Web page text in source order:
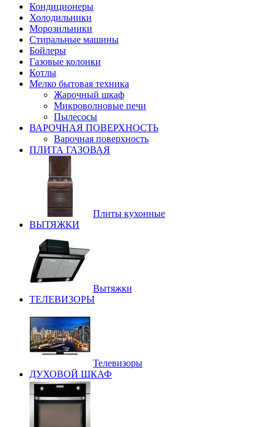
Кондиционеры
Холодильники
Морозильники
Стиральные машины
Бойлеры
Газовые колонки
Котлы
Мелко бытовая техника
Жарочный шкаф
Микроволновые печи
Пылесосы
ВАРОЧНАЯ ПОВЕРХНОСТЬ
Варочная поверхность
ПЛИТА ГАЗОВАЯ
Плиты кухонные
ВЫТЯЖКИ
Вытяжки
ТЕЛЕВИЗОРЫ
Телевизоры
ДУХОВОЙ ШКАФ